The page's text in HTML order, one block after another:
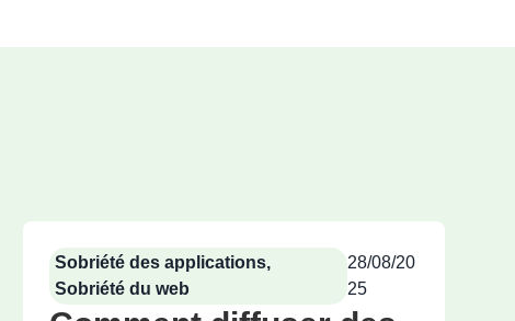
Sobriété des applications,
Sobriété du web
28/08/20
25